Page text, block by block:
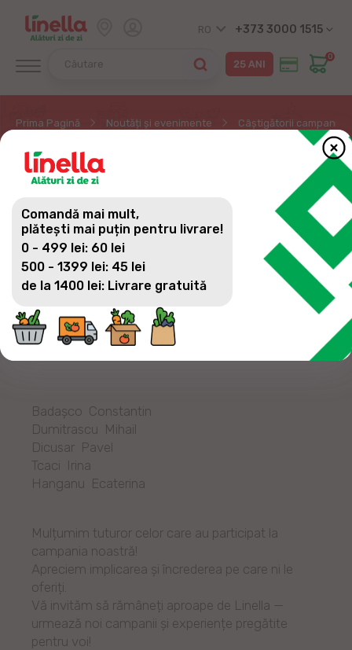
RO +373 3000 1515
0
Prima Pagină Noutăți și evenimente Câștigătorii campaniei
CÂȘTIGĂTORII
CAMPANIEI REDBULL ÎȚI
DĂ ENERGIE SĂ CÂȘTIGI
PREMII
Lista câștigătorilor a celor 5 KIT-URI REDBULL:
Badașco Constantin
Dumitrascu Mihail
Dicusar Pavel
Tcaci Irina
Hanganu Ecaterina
Mulțumim tuturor celor care au participat la
campania noastră!
Apreciem implicarea și încrederea pe care ni le
oferiți.
Vă invităm să rămâneți aproape de Linella —
urmează noi campanii și experiențe pregătite
pentru voi!
Comandă mai mult,
plătești mai puțin pentru livrare!
0 - 499 lei: 60 lei
500 - 1399 lei: 45 lei
de la 1400 lei: Livrare gratuită